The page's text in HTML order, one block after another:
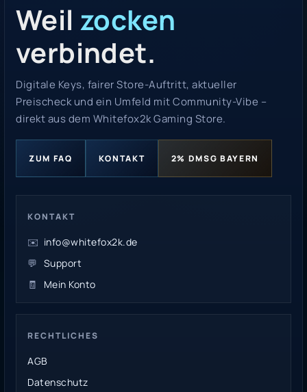
Weil zocken
verbindet.
Digitale Keys, fairer Store-Auftritt, aktueller
Preischeck und ein Umfeld mit Community-Vibe –
direkt aus dem Whitefox2k Gaming Store.
ZUM FAQ KONTAKT 2% DMSG BAYERN
KONTAKT
✉️ info@whitefox2k.de
💬 Support
🧾
Mein Konto
RECHTLICHES
AGB
Datenschutz